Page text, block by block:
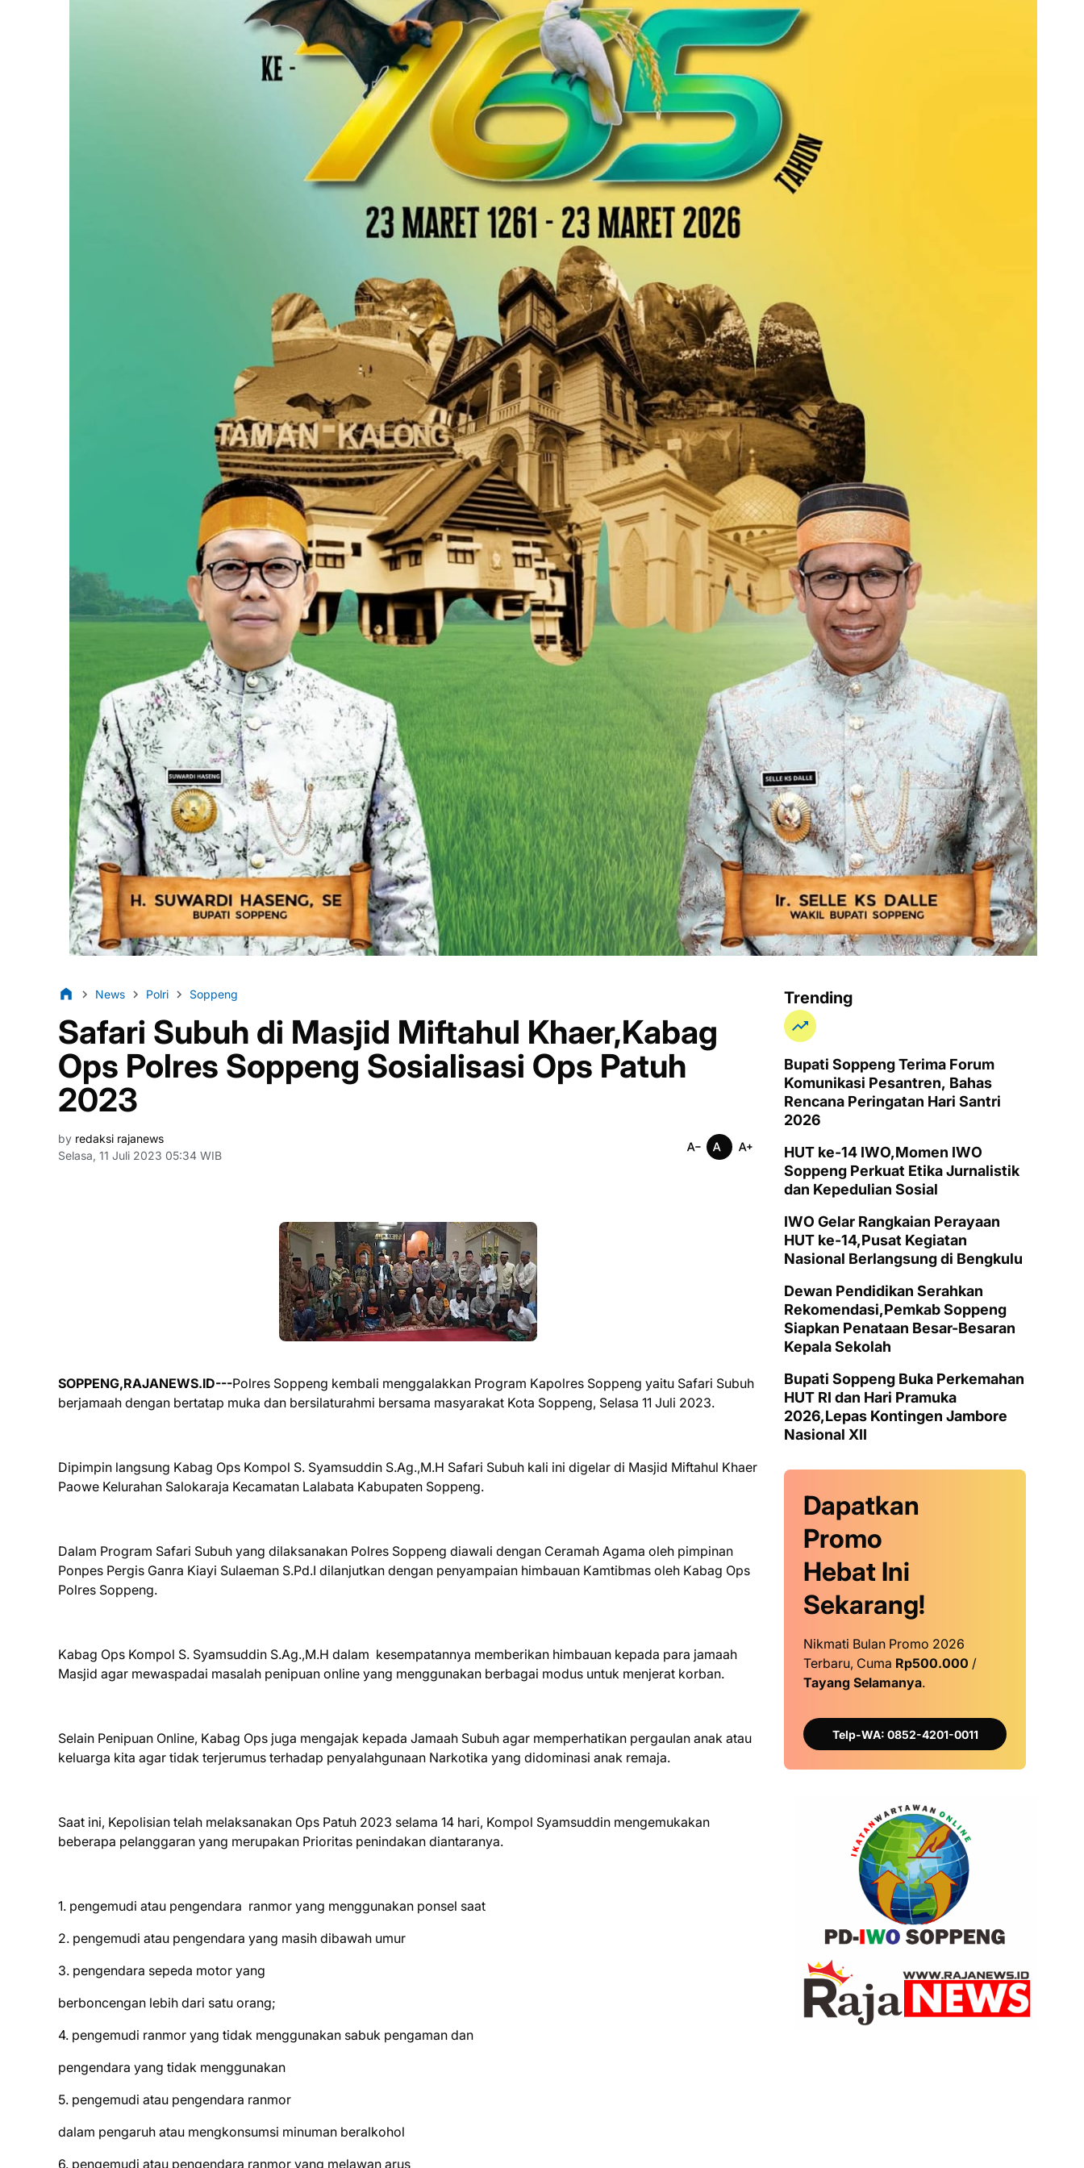
News Polri Soppeng
Safari Subuh di Masjid Miftahul Khaer,Kabag
Ops Polres Soppeng Sosialisasi Ops Patuh
2023
by redaksi rajanews
Selasa, 11 Juli 2023 05:34 WIB
SOPPENG,RAJANEWS.ID---Polres Soppeng kembali menggalakkan Program Kapolres Soppeng yaitu Safari Subuh
berjamaah dengan bertatap muka dan bersilaturahmi bersama masyarakat Kota Soppeng, Selasa 11 Juli 2023.
Dipimpin langsung Kabag Ops Kompol S. Syamsuddin S.Ag.,M.H Safari Subuh kali ini digelar di Masjid Miftahul Khaer
Paowe Kelurahan Salokaraja Kecamatan Lalabata Kabupaten Soppeng.
Dalam Program Safari Subuh yang dilaksanakan Polres Soppeng diawali dengan Ceramah Agama oleh pimpinan
Ponpes Pergis Ganra Kiayi Sulaeman S.Pd.I dilanjutkan dengan penyampaian himbauan Kamtibmas oleh Kabag Ops
Polres Soppeng.
Kabag Ops Kompol S. Syamsuddin S.Ag.,M.H dalam kesempatannya memberikan himbauan kepada para jamaah
Masjid agar mewaspadai masalah penipuan online yang menggunakan berbagai modus untuk menjerat korban.
Selain Penipuan Online, Kabag Ops juga mengajak kepada Jamaah Subuh agar memperhatikan pergaulan anak atau
keluarga kita agar tidak terjerumus terhadap penyalahgunaan Narkotika yang didominasi anak remaja.
Saat ini, Kepolisian telah melaksanakan Ops Patuh 2023 selama 14 hari, Kompol Syamsuddin mengemukakan
beberapa pelanggaran yang merupakan Prioritas penindakan diantaranya.
1. pengemudi atau pengendara ranmor yang menggunakan ponsel saat
2. pengemudi atau pengendara yang masih dibawah umur
3. pengendara sepeda motor yang
berboncengan lebih dari satu orang;
4. pengemudi ranmor yang tidak menggunakan sabuk pengaman dan
pengendara yang tidak menggunakan
5. pengemudi atau pengendara ranmor
dalam pengaruh atau mengkonsumsi minuman beralkohol
6. pengemudi atau pengendara ranmor yang melawan arus
Trending
Bupati Soppeng Terima Forum
Komunikasi Pesantren, Bahas
Rencana Peringatan Hari Santri
2026
HUT ke-14 IWO,Momen IWO
Soppeng Perkuat Etika Jurnalistik
dan Kepedulian Sosial
IWO Gelar Rangkaian Perayaan
HUT ke-14,Pusat Kegiatan
Nasional Berlangsung di Bengkulu
Dewan Pendidikan Serahkan
Rekomendasi,Pemkab Soppeng
Siapkan Penataan Besar-Besaran
Kepala Sekolah
Bupati Soppeng Buka Perkemahan
HUT RI dan Hari Pramuka
2026,Lepas Kontingen Jambore
Nasional XII
Dapatkan
Promo
Hebat Ini
Sekarang!
Nikmati Bulan Promo 2026
Terbaru, Cuma Rp500.000 /
Tayang Selamanya.
Telp-WA: 0852-4201-0011